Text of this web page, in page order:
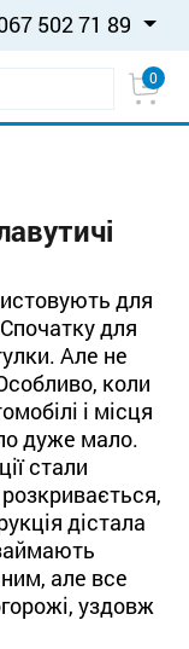
502 71 89
0
для
для
Але не
коли
і місця
дуже мало.
стали
дістала
але все
уздовж